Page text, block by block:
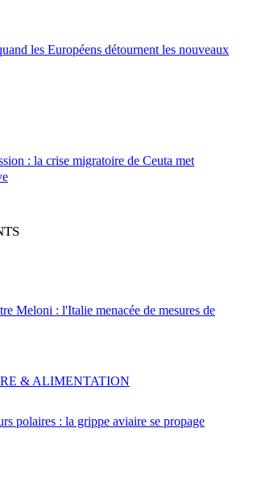
les Européens détournent les nouveaux
: la crise migratoire de Ceuta met
Meloni : l'Italie menacée de mesures de
polaires : la grippe aviaire se propage
& ALIMENTATION